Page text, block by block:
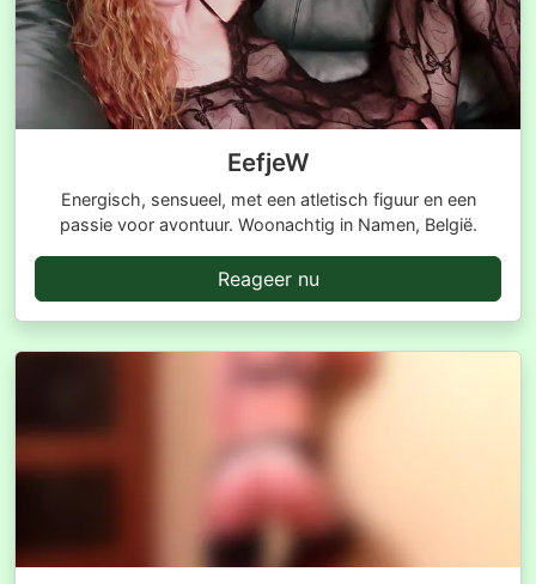
EefjeW
Energisch, sensueel, met een atletisch figuur en een
passie voor avontuur. Woonachtig in Namen, België.
Reageer nu